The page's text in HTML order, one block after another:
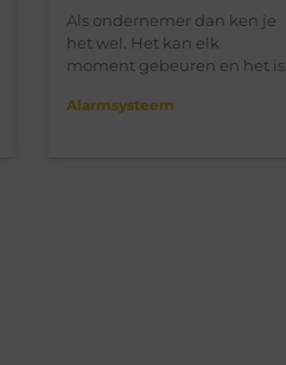
Als ondernemer dan ken je
het wel. Het kan elk
moment gebeuren en het is
Alarmsysteem